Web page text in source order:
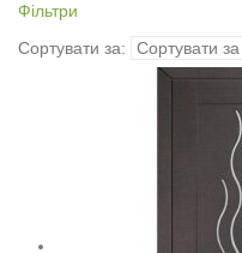
Фільтри
Сортувати за: